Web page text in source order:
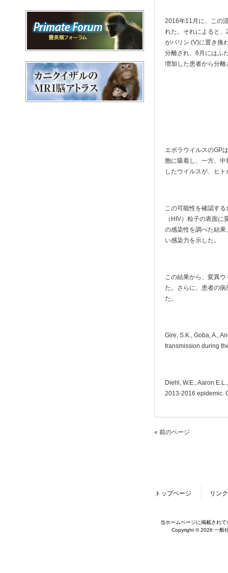
2016年11月に、この
れた。それによると
がバリン (V)に置き換
分離され、6月にはふ
増加した患者から分
エボラウイルスのGP
胞に吸着し、一方、
したウイルスが、ヒ
この可能性を確認す
（HIV）粒子の表面
の感染性を調べた結
い感染力を示した。
この結果から、変異
た。さらに、患者の
た。
Gire, S.K., Goba, A.,
transmission during
Diehl, W.E., Aaron
2013-2016 epidemic.
« 前のページ
トップページ リンク
当ホームページに掲載され
Copyright © 2026 一般